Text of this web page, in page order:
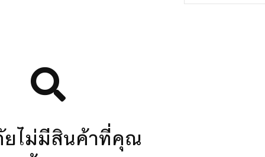
ไม่มีสินค้าที่คุณ